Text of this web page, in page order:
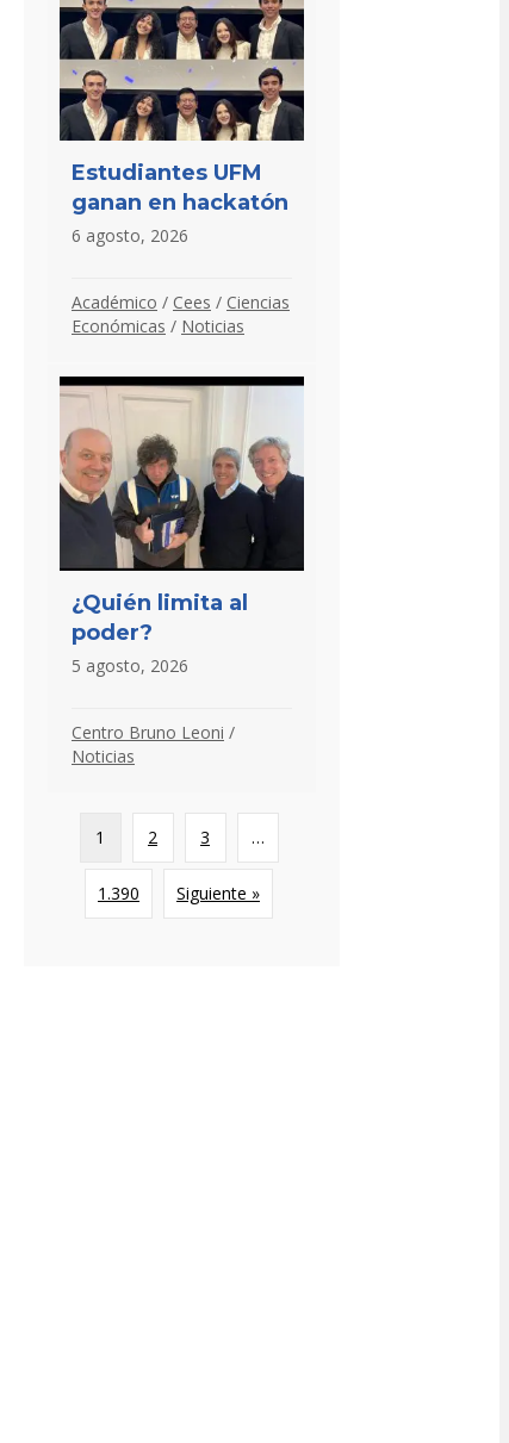
Estudiantes UFM
ganan en hackatón
6 agosto, 2026
Académico / Cees / Ciencias
Económicas / Noticias
¿Quién limita al
poder?
5 agosto, 2026
Centro Bruno Leoni /
Noticias
1 2 3 …
1.390 Siguiente »